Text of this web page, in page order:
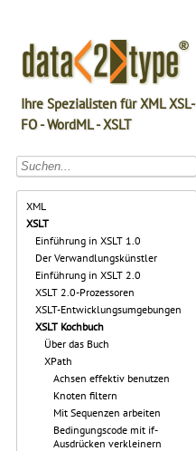
Ihre Spezialisten für XML XSL-
FO - WordML - XSLT
XML
XSLT
Einführung in XSLT 1.0
Der Verwandlungskünstler
Einführung in XSLT 2.0
XSLT 2.0-Prozessoren
XSLT-Entwicklungsumgebungen
XSLT Kochbuch
Über das Buch
XPath
Achsen effektiv benutzen
Knoten filtern
Mit Sequenzen arbeiten
Bedingungscode mit if-
Ausdrücken verkleinern